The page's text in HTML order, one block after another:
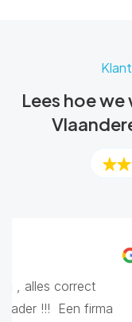
Lees hoe
alles correct
!!! Een firma